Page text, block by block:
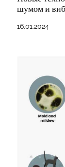
шумом и
16.01.2024